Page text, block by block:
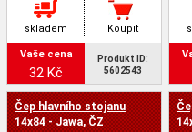
skladem Koupit
Vaše cena
32 Kč
Produkt ID:
5602543
Čep hlavního stojanu
14x84 - Jawa, ČZ